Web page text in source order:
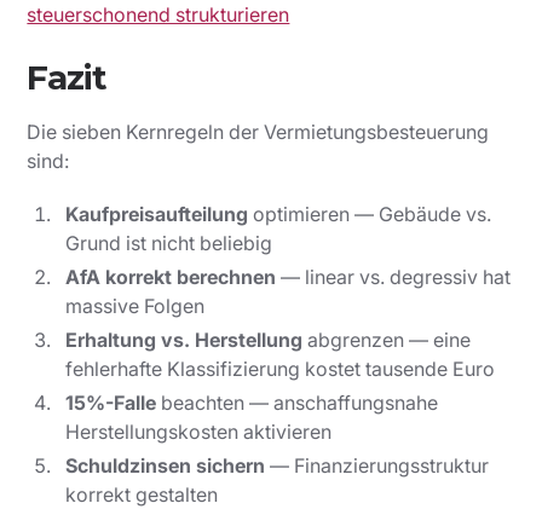
steuerschonend strukturieren
Fazit
Die sieben Kernregeln der Vermietungsbesteuerung
sind:
Kaufpreisaufteilung optimieren — Gebäude vs.
Grund ist nicht beliebig
AfA korrekt berechnen — linear vs. degressiv hat
massive Folgen
Erhaltung vs. Herstellung abgrenzen — eine
fehlerhafte Klassifizierung kostet tausende Euro
15%-Falle beachten — anschaffungsnahe
Herstellungskosten aktivieren
Schuldzinsen sichern — Finanzierungsstruktur
korrekt gestalten